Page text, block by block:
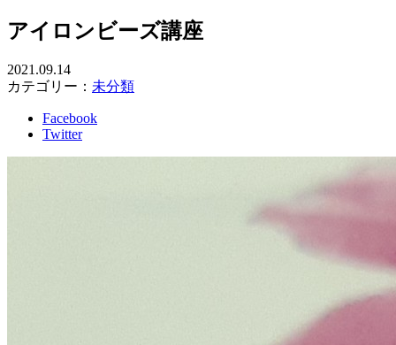
アイロンビーズ講座
2021.09.14
カテゴリー： 未分類
Facebook
Twitter